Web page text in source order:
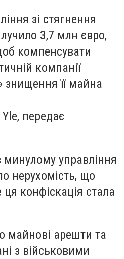
зі стягнення
3,7 млн євро,
компенсувати
компанії
знищення її майна
передає
управління
нерухомість, що
ця конфіскація стала
майнові арешти та
з військовими